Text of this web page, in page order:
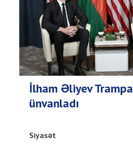
İlham Əliyev
ünvanladı
Siyasət